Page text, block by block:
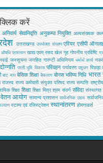
करें
अनिवार्य सेवानिवृत्ति अनुकम्पा नियुक्ति अल्‍पसंख्‍यक
उत्तराखण्ड उपभोक्‍ता संरक्षण एरियर एसीपी
औषधि प्रशासन खाद्य एवम् रसद खेल गृह गोपनीय प्रविष्टि
जनसूचना जनहित गारण्टी अधिनियम धर्मार्थ कार्य
परती भूमि विकास परिवहन पर्यावरण पशुधन पिछड़ा
बाट माप बेसिक शिक्षा बैकलाग बोनस भविष्य निधि भारत
राजस्व राज्य कर्मचारी संयुक्त परिषद राज्य सम्पत्ति
शिक्षा शिक्षा शिक्षा मित्र श्रम संवर्ग संविदा संस्‍थागत
वेतन आयोग सामान्य प्रशासन सार्वजनिक उद्यम
स्टाम्प एवं रजिस्ट्रेशन स्थानांतरण होमगाडर्स